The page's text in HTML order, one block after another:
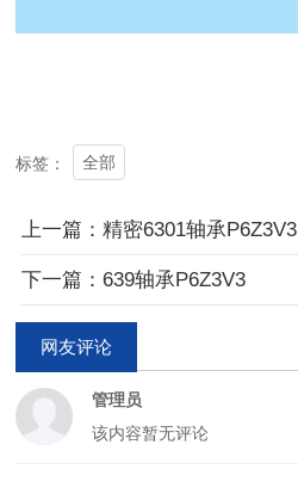
标签： 全部
上一篇：精密6301轴承P6Z3V3
下一篇：639轴承P6Z3V3
网友评论
管理员
该内容暂无评论